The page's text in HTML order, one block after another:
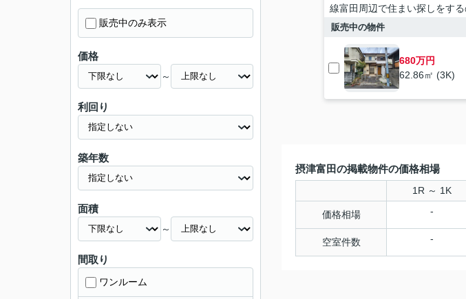
線富田周辺で住まい探しをする
販売中の物件
680万円
62.86㎡ (3K)
摂津富田の掲載物件の価格相場
1R ～ 1K
価格相場 -
空室件数 -
販売中のみ表示
価格
～
利回り
築年数
面積
～
間取り
ワンルーム